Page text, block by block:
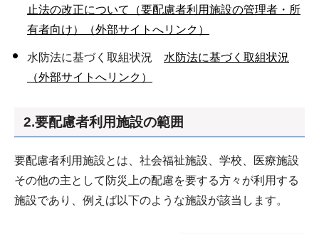
止法の改正について（要配慮者利用施設の管理者・所
有者向け）（外部サイトへリンク）
水防法に基づく取組状況 水防法に基づく取組状況
（外部サイトへリンク）
2.要配慮者利用施設の範囲
要配慮者利用施設とは、社会福祉施設、学校、医療施設
その他の主として防災上の配慮を要する方々が利用する
施設であり、例えば以下のような施設が該当します。